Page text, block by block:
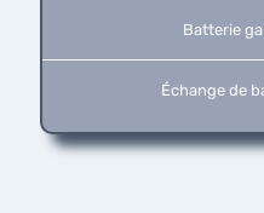
Batterie
Échange de